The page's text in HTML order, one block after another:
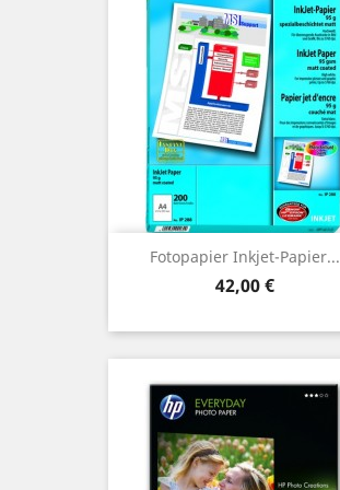
Fotopapier Inkjet-Papier...
Preis
42,00 €